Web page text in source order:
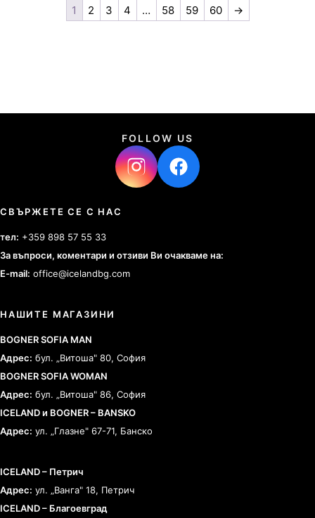
1 2 3 4 … 58 59 60 →
FOLLOW US
СВЪРЖЕТЕ СЕ С НАС
тел: +359 898 57 55 33
За въпроси, коментари и отзиви Ви очакваме на:
E-mail: office@icelandbg.com
НАШИТЕ МАГАЗИНИ
BOGNER SOFIA MAN
Адрес: бул. „Витоша" 80, София
BOGNER SOFIA WOMAN
Адрес: бул. „Витоша" 86, София
ICELAND и BOGNER – BANSKO
Адрес: ул. „Глазне" 67-71, Банско
ICELAND – Петрич
Адрес: ул. „Ванга" 18, Петрич
ICELAND – Благоевград